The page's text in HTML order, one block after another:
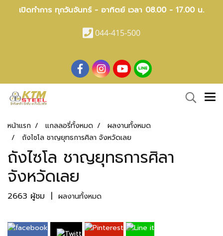
เปิดทำการ ทุกวันจันทร์ - อาทิตย์ เวลา 08.00 - 17.00 น.
044-415-500
หน้าแรก แกลลอรี่ทั้งหมด
ผลงานทั้งหมด
ถังไซโล ชาญยุทธการศิลา จังหวัดเลย
ถังไซโล ชาญยุทธการศิลา
จังหวัดเลย
2663 ผู้ชม | ผลงานทั้งหมด